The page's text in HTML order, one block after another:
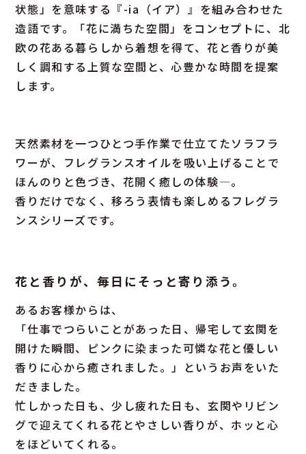
状態」を意味する『-ia（イア）』を組み合わせた
造語です。「花に満ちた空間」をコンセプトに、北
欧の花ある暮らしから着想を得て、花と香りが美
しく調和する上質な空間と、心豊かな時間を提案
します。
天然素材を一つひとつ手作業で仕立てたソラフラ
ワーが、フレグランスオイルを吸い上げることで
ほんのりと色づき、花開く癒しの体験―。
香りだけでなく、移ろう表情も楽しめるフレグラ
ンスシリーズです。
花と香りが、毎日にそっと寄り添う。
あるお客様からは、
「仕事でつらいことがあった日、帰宅して玄関を
開けた瞬間、ピンクに染まった可憐な花と優しい
香りに心から癒されました。」というお声をいた
だきました。
忙しかった日も、少し疲れた日も、玄関やリビン
グで迎えてくれる花とやさしい香りが、ホッと心
をほどいてくれる。